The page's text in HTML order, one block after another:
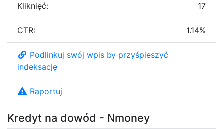
Kredyt na dowód - Nmoney
Kliknięć: 17
CTR: 1.14%
Podlinkuj swój wpis by przyśpieszyć
indeksację
Raportuj